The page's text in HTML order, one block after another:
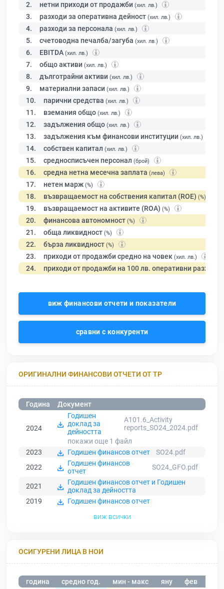
2. нетни приходи от продажби (хил. лв.)
3. разходи за оперативна дейност (хил. лв.)
4. разходи за персонала (хил. лв.)
5. счетоводна печалба/загуба (хил. лв.)
6. EBITDA (хил. лв.)
7. общо активи (хил. лв.)
8. дълготрайни активи (хил. лв.)
9. материални запаси (хил. лв.)
10. парични средства (хил. лв.)
11. вземания общо (хил. лв.)
12. задължения общо (хил. лв.)
13. задължения към финансови институции (хил. лв.)
14. собствен капитал (хил. лв.)
15. средносписъчен персонал (брой)
16. средна нетна месечна заплата (лева)
17. нетен марж (%)
18. възвращаемост на собствения капитал (ROE) (%)
19. възвращаемост на активите (ROA) (%)
20. финансова автономност (%)
21. обща ликвидност (%)
22. бърза ликвидност (%)
23. приходи от продажби средно на човек (хил. лв.)
24. приходи от продажби на 100 лв. оперативни разходи
виж финансови отчети и показатели
сравни с конкуренти
ОРИГИНАЛНИ ФИНАНСОВИ ОТЧЕТИ ОТ ТР
Година Документ
2024
Годишен
доклад за
дейността
A101.6_Activity
reports_SO24_2024.pdf
покажи още 1 файл
2023
Годишен финансов отчет
SO24.pdf
2022
Годишен финансов
отчет
SO24_GFO.pdf
2021
Годишен финансов отчет и Годишен
доклад за дейността
2019
Годишен финансов отчет
виж всички
ОСИГУРЕНИ ЛИЦА В НОИ
година средно год. мин - макс яну фев